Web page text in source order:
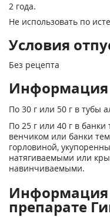
2 года.
Не использовать по
Условия
Без рецепта
Информация
По 30 г или 50 г в тубы
По 25 г или 40 г в банки
венчиком или банки
горловиной,
натягиваемыми или
навинчиваемыми.
Информация
препарате